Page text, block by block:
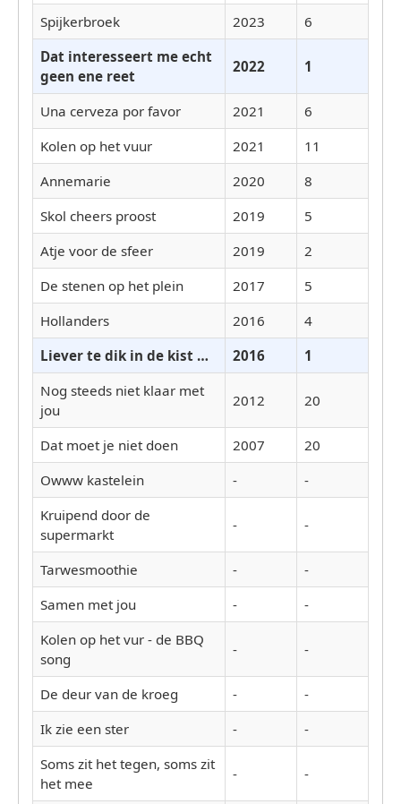
Spijkerbroek 2023
6
Dat interesseert me echt
geen ene reet
2022 1
Una cerveza por favor 2021
6
Kolen op het vuur
2021
11
Annemarie
2020
8
Skol cheers proost
2019
5
Atje voor de sfeer
2019
2
De stenen op het plein
2017
5
Hollanders
2016
4
Liever te dik in de kist …
2016
1
Nog steeds niet klaar met
jou
2012 20
Dat moet je niet doen 2007
20
Owww kastelein
-
-
Kruipend door de
supermarkt
- -
Tarwesmoothie -
-
Samen met jou
-
-
Kolen op het vur - de BBQ
song
- -
De deur van de kroeg -
-
Ik zie een ster
-
-
Soms zit het tegen, soms zit
het mee
- -